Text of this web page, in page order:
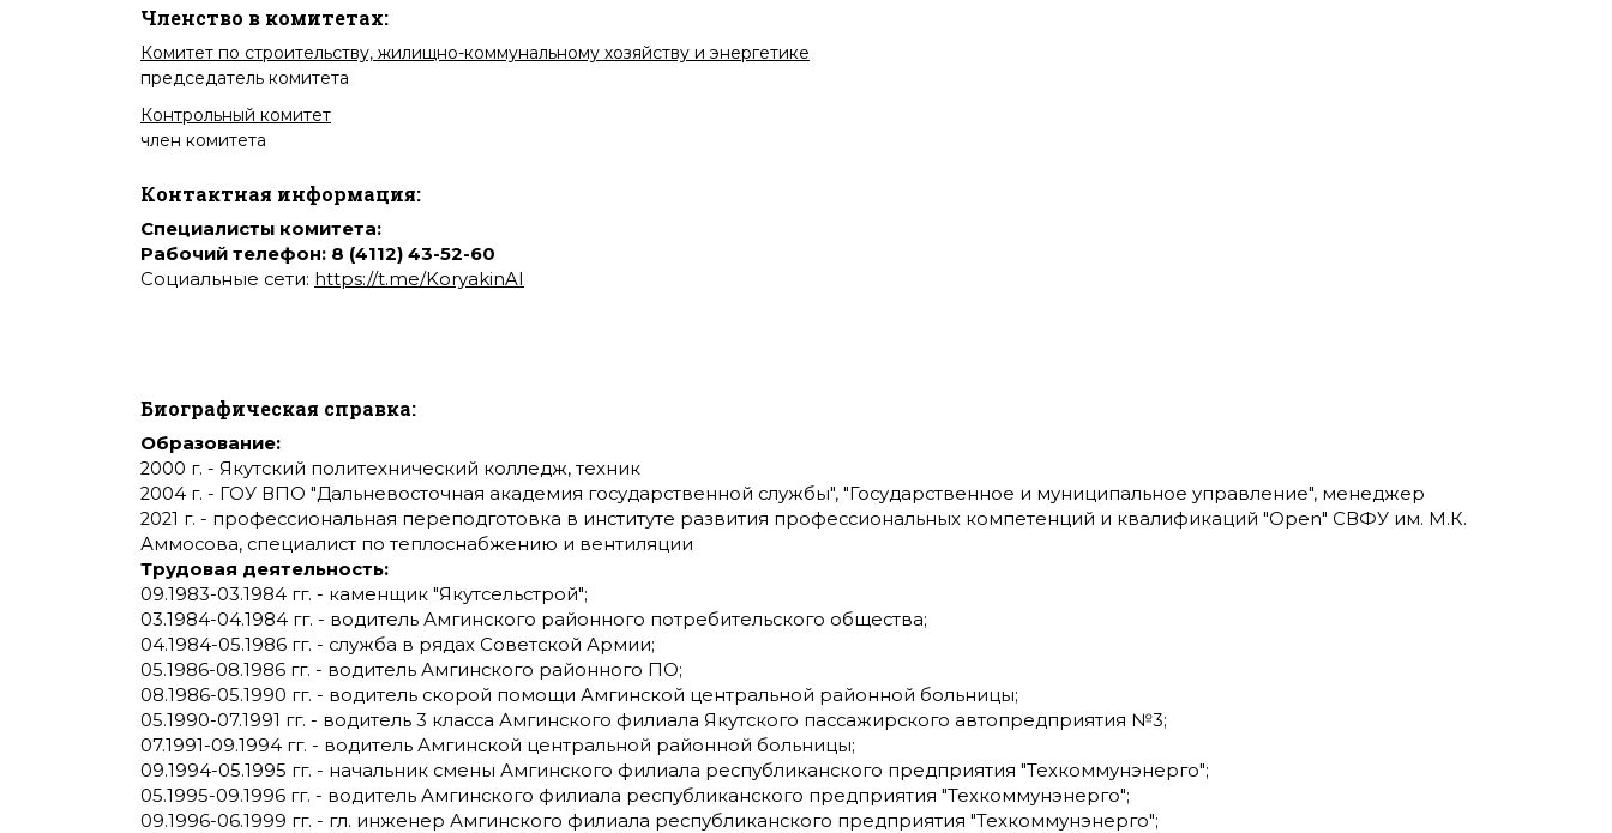
Членство в комитетах:
Комитет по строительству, жилищно-коммунальному хозяйству и энергетике
председатель комитета
Контрольный комитет
член комитета
Контактная информация:
Специалисты комитета:
Рабочий телефон: 8 (4112) 43-52-60
Социальные сети: https://t.me/KoryakinAI
Биографическая справка:
Образование:
2000 г. - Якутский политехнический колледж, техник
2004 г. - ГОУ ВПО "Дальневосточная академия государственной службы", "Государственное и муниципальное управление", менеджер
2021 г. - профессиональная переподготовка в институте развития профессиональных компетенций и квалификаций "Open" СВФУ им. М.К.
Аммосова, специалист по теплоснабжению и вентиляции
Трудовая деятельность:
09.1983-03.1984 гг. - каменщик "Якутсельстрой";
03.1984-04.1984 гг. - водитель Амгинского районного потребительского общества;
04.1984-05.1986 гг. - служба в рядах Советской Армии;
05.1986-08.1986 гг. - водитель Амгинского районного ПО;
08.1986-05.1990 гг. - водитель скорой помощи Амгинской центральной районной больницы;
05.1990-07.1991 гг. - водитель 3 класса Амгинского филиала Якутского пассажирского автопредприятия №3;
07.1991-09.1994 гг. - водитель Амгинской центральной районной больницы;
09.1994-05.1995 гг. - начальник смены Амгинского филиала республиканского предприятия "Техкоммунэнерго";
05.1995-09.1996 гг. - водитель Амгинского филиала республиканского предприятия "Техкоммунэнерго";
09.1996-06.1999 гг. - гл. инженер Амгинского филиала республиканского предприятия "Техкоммунэнерго";